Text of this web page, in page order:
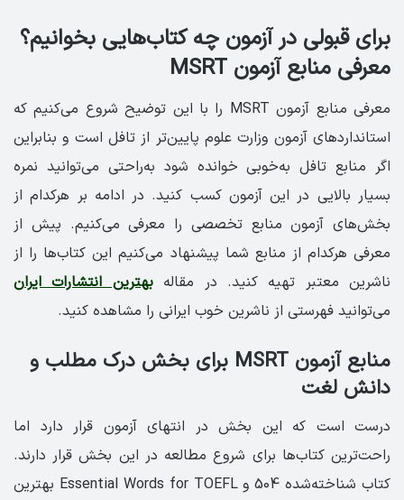
برای قبولی در آزمون چه کتاب‌هایی بخوانیم؟
معرفی منابع آزمون MSRT
معرفی منابع آزمون MSRT را با این توضیح شروع می‌کنیم که
استانداردهای آزمون وزارت علوم پایین‌تر از تافل است و بنابراین
اگر منابع تافل به‌خوبی خوانده شود به‌راحتی می‌توانید نمره
بسیار بالایی در این آزمون کسب کنید. در ادامه بر هرکدام از
بخش‌های آزمون منابع تخصصی را معرفی می‌کنیم. پیش از
معرفی هرکدام از منابع شما پیشنهاد می‌کنیم این کتاب‌ها را از
ناشرین معتبر تهیه کنید. در مقالهبهترین انتشارات ایران
می‌توانید فهرستی از ناشرین خوب ایرانی را مشاهده کنید.
منابع آزمون MSRT برای بخش درک مطلب و
دانش لغت
درست است که این بخش در انتهای آزمون قرار دارد اما
راحت‌ترین کتاب‌ها برای شروع مطالعه در این بخش قرار دارند.
کتاب شناخته‌شده 504 و Essential Words for TOEFL بهترین